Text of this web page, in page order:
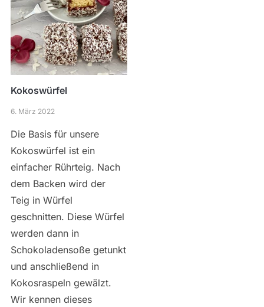
Kokoswürfel
6. März 2022
Die Basis für unsere
Kokoswürfel ist ein
einfacher Rührteig. Nach
dem Backen wird der
Teig in Würfel
geschnitten. Diese Würfel
werden dann in
Schokoladensoße getunkt
und anschließend in
Kokosraspeln gewälzt.
Wir kennen dieses